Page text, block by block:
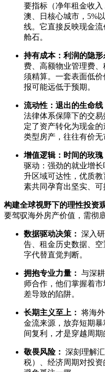
要指标（净年租金收入
澳、日核心城市，5%
线。它直接反映现金
舱石。
持有成本：利润的隐形
费、高额物业管理费
须精算。一套表面低
报可能远低于预期。
流动性：退出的生命线
法律体系保障下的交
定了资产转化为现金
类型房产，往往有价无
增值逻辑：时间的玫瑰
驱动：强劲的就业增
升区域可达性，优质
素共同孕育出坚实、可
构建全球视野下的理性投资
要驾驭海外房产价值，需彻
数据驱动决策： 深入
告、租金历史数据、
字代替直觉判断。
拥抱专业力量： 与深
师合作，他们掌握着
差导致的陷阱。
长期主义至上： 将海
金流来源，放弃短期
间复利，才是穿越周期
敬畏风险： 深刻理解
税）、经济周期对投资